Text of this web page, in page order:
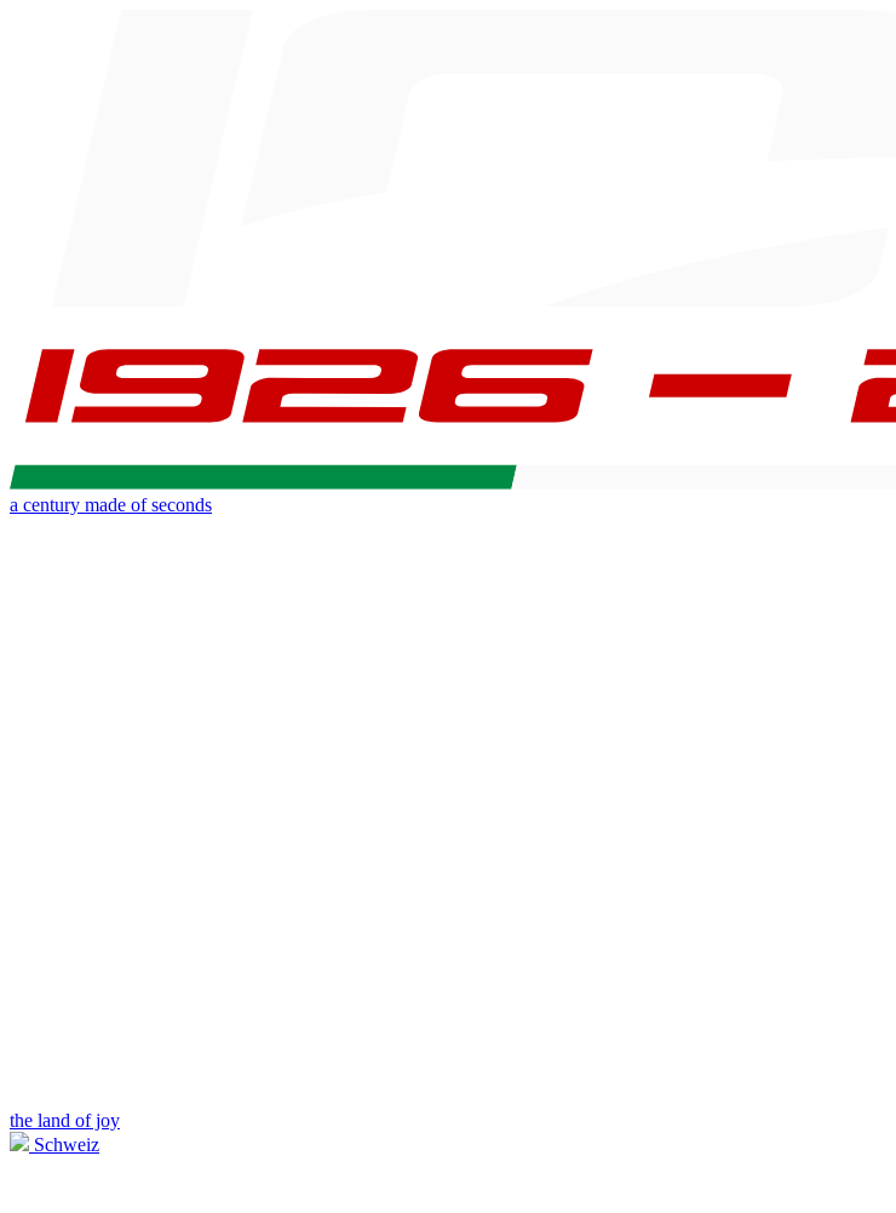
a century made of seconds
the land of joy
Schweiz